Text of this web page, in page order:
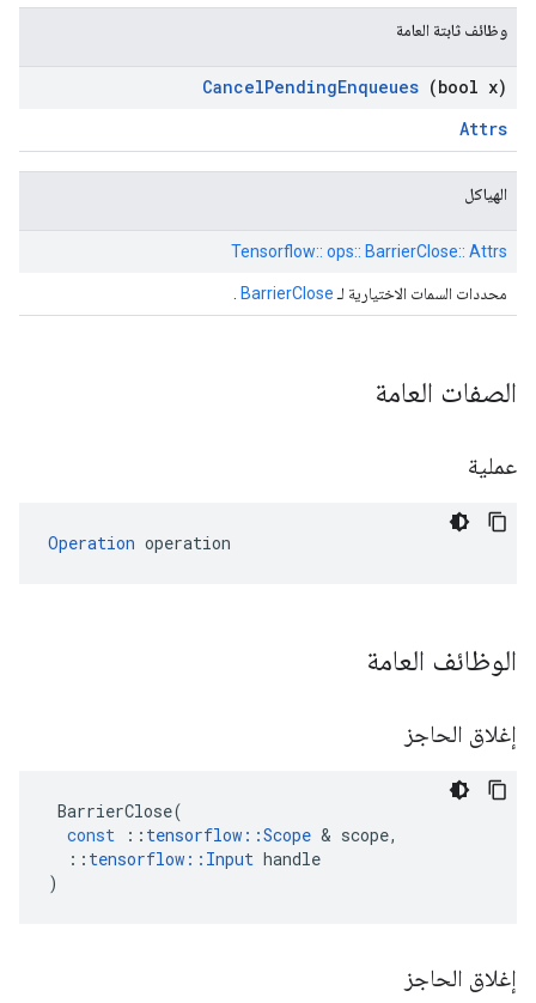
وظائف ثابتة العامة
CancelPendingEnqueues (bool x)
Attrs
الهياكل
Tensorflow:: ops:: BarrierClose:: Attrs
محددات السمات الاختيارية لـ BarrierClose
الصفات العامة
عملية
Operation operation
الوظائف العامة
إغلاق الحاجز
BarrierClose(
const
:: tensorflow ::Scope & scope,
:: tensorflow :: Input handle
)
إغلاق الحاجز